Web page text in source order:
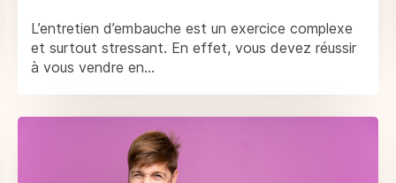
L’entretien d’embauche est un exercice complexe
et surtout stressant. En effet, vous devez réussir
à vous vendre en...